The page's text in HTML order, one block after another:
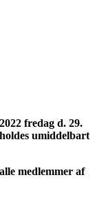
fredag d. 29.
umiddelbart
medlemmer af